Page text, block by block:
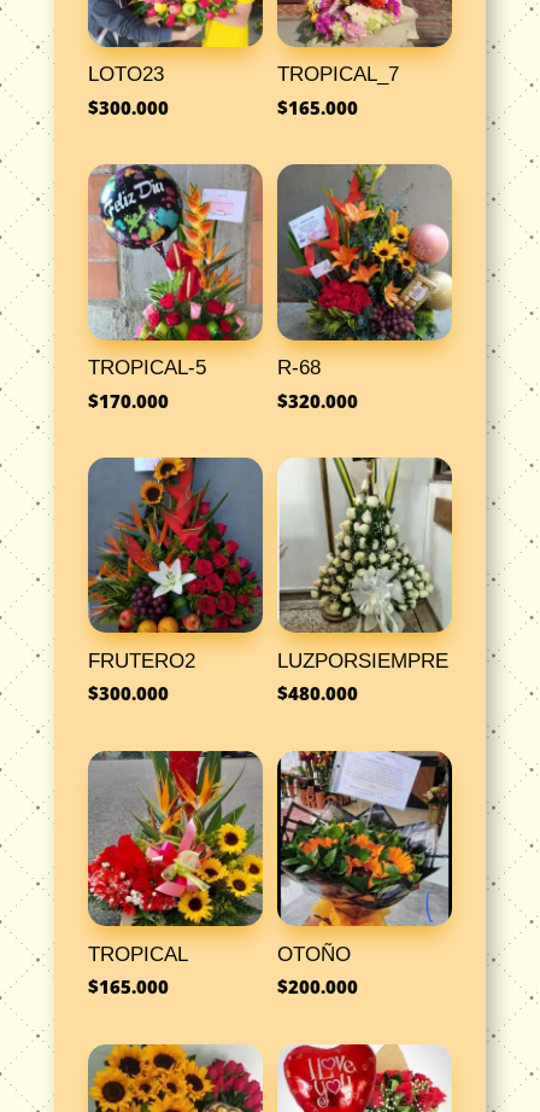
LOTO23
$300.000
TROPICAL_7
$165.000
TROPICAL-5
$170.000
R-68
$320.000
FRUTERO2
$300.000
LUZPORSIEMPRE
$480.000
TROPICAL
$165.000
OTOÑO
$200.000